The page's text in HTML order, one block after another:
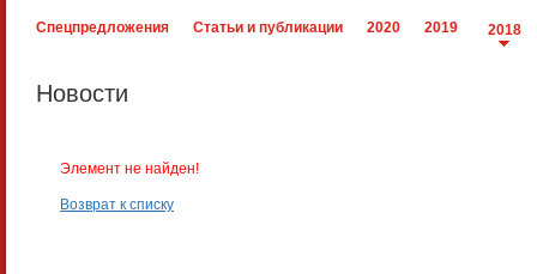
Спецпредложения Статьи и публикации 2020 2019 2018
Новости
Элемент не найден!
Возврат к списку